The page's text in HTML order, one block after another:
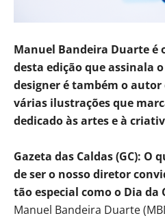
Manuel Bandeira Duarte é
desta edição que assinala
designer é também o
várias ilustrações que
dedicado às artes e à
Gazeta das Caldas (GC): O
de ser o nosso diretor
tão especial como o Dia da
Manuel Bandeira Duarte